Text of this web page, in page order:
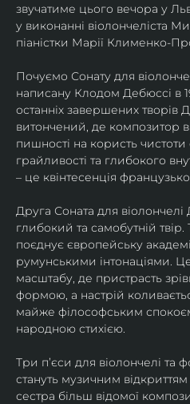
звучатиме цього вечора у
у виконанні віолончеліста
піаністки Марії Клименко-
Почуємо Сонату для
написану Клодом Дебюссі в
останніх завершених творів
витончений, де композитор
пишності на користь
грайливості та глибокого
– це квінтесенція
Друга Соната для
глибокий та самобутній
поєднує європейську
румунськими інтонаціями.
масштабу, де пристрасть
формою, а настрій
майже філософським
народною стихією.
Три п’єси для віолончелі та
стануть музичним
сестра більш відомої